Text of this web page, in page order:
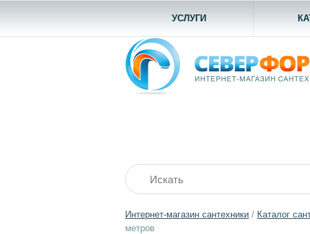
УСЛУГИ
Интернет-магазин сантехники / Каталог
метров